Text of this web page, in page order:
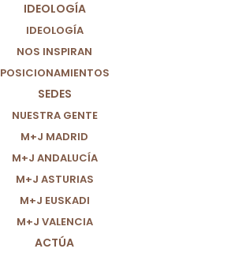
IDEOLOGÍA
IDEOLOGÍA
NOS INSPIRAN
POSICIONAMIENTOS
SEDES
NUESTRA GENTE
M+J MADRID
M+J ANDALUCÍA
M+J ASTURIAS
M+J EUSKADI
M+J VALENCIA
ACTÚA
Carlet